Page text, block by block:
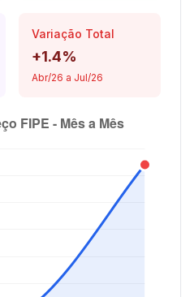
Variação Total
+1.4%
Abr/26 a Jul/26